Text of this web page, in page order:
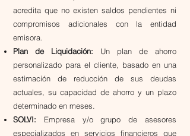
acredita que no existen saldos pendientes ni
compromisos adicionales con la entidad
emisora.
Plan de Liquidación: Un plan de ahorro
personalizado para el cliente, basado en una
estimación de reducción de sus deudas
actuales, su capacidad de ahorro y un plazo
determinado en meses.
SOLVI: Empresa y/o grupo de asesores
especializados en servicios financieros que